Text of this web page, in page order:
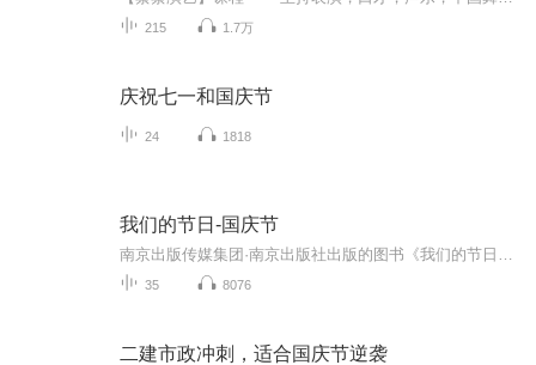
215 1.7万
庆祝七一和国庆节
24 1818
我们的节日-国庆节
35 8076
二建市政冲刺，适合国庆节逆袭